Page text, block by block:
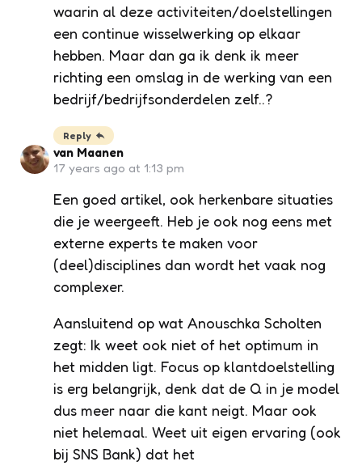
waarin al deze activiteiten/doelstellingen
een continue wisselwerking op elkaar
hebben. Maar dan ga ik denk ik meer
richting een omslag in de werking van een
bedrijf/bedrijfsonderdelen zelf..?
Reply
van Maanen
17 years ago at 1:13 pm
Een goed artikel, ook herkenbare situaties
die je weergeeft. Heb je ook nog eens met
externe experts te maken voor
(deel)disciplines dan wordt het vaak nog
complexer.
Aansluitend op wat Anouschka Scholten
zegt: Ik weet ook niet of het optimum in
het midden ligt. Focus op klantdoelstelling
is erg belangrijk, denk dat de Q in je model
dus meer naar die kant neigt. Maar ook
niet helemaal. Weet uit eigen ervaring (ook
bij SNS Bank) dat het